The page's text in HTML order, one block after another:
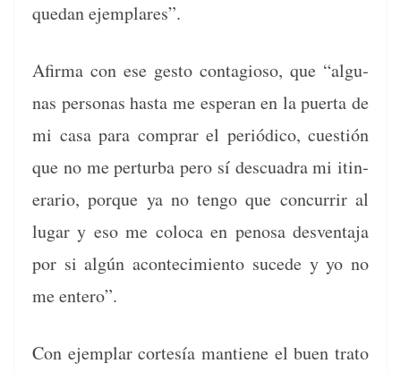
quedan ejemplares”.
Afir­ma con ese gesto con­ta­gioso, que “algu­
nas per­sonas has­ta me esper­an en la puer­ta de
mi casa para com­prar el per­iódi­co, cuestión
que no me per­tur­ba pero sí des­cuadra mi itin­
er­ario, porque ya no ten­go que con­cur­rir al
lugar y eso me colo­ca en penosa desven­ta­ja
por si algún acon­tec­imien­to sucede y yo no
me entero”.
Con ejem­plar cortesía mantiene el buen tra­to